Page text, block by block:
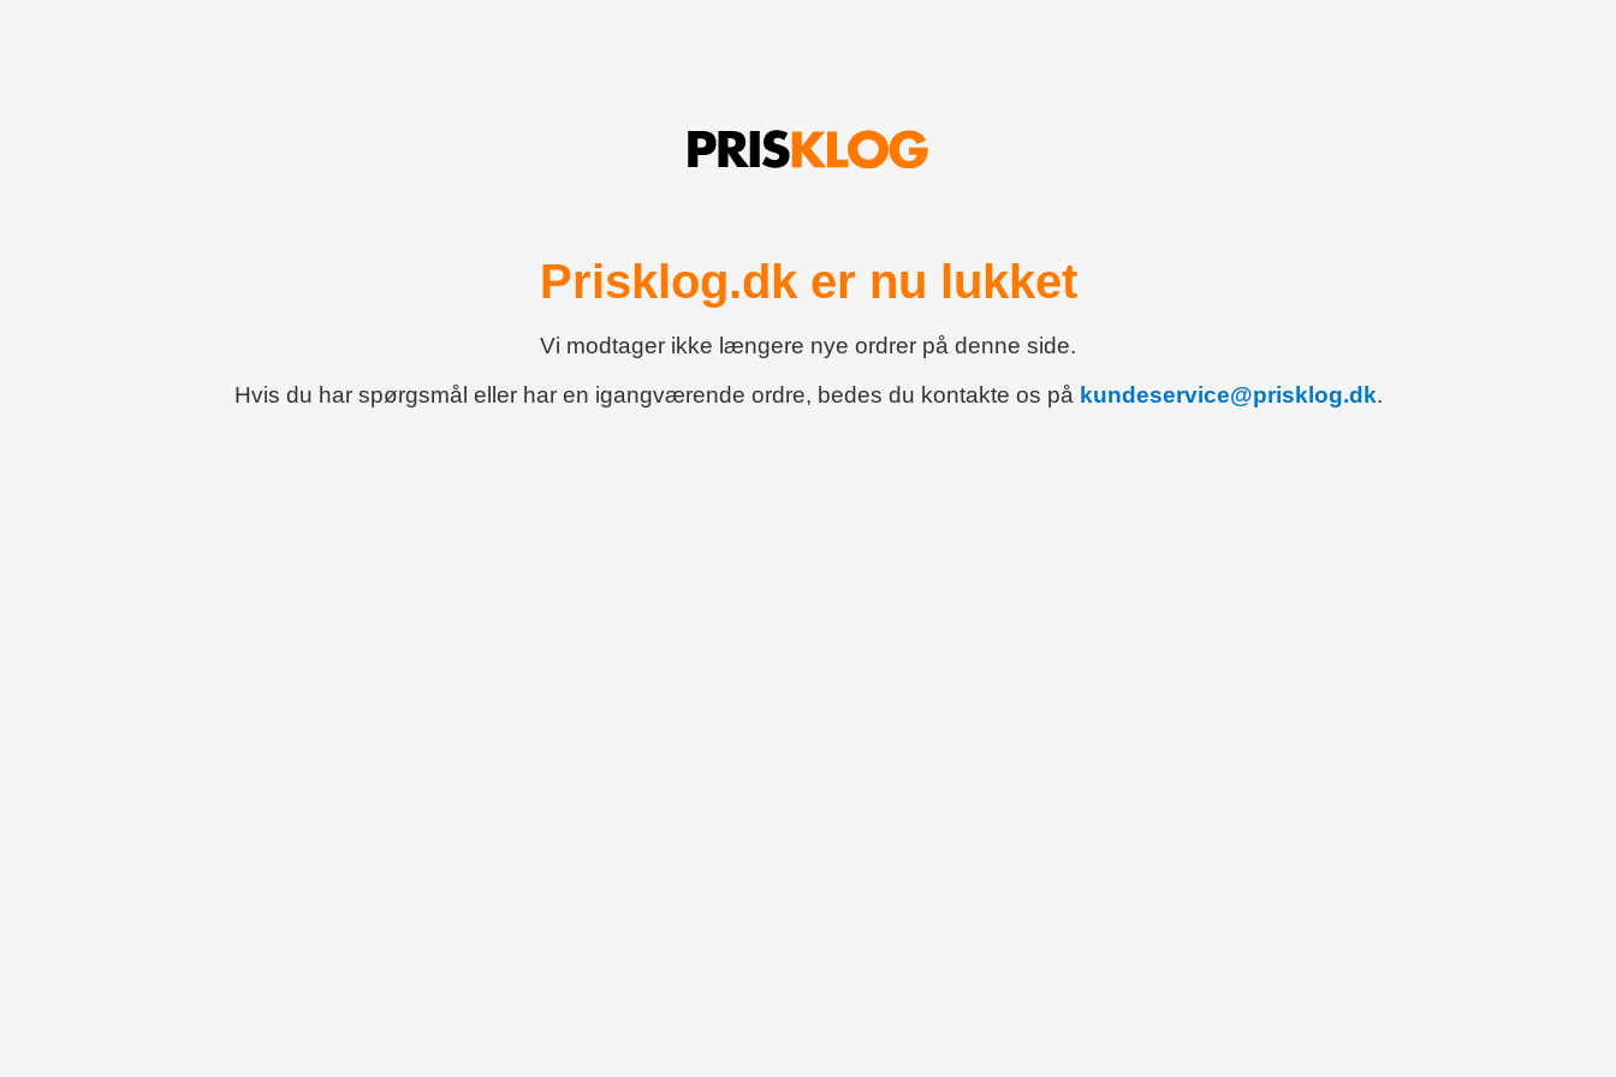
Prisklog.dk er nu lukket
Vi modtager ikke længere nye ordrer på denne side.
Hvis du har spørgsmål eller har en igangværende ordre, bedes du kontakte os på kundeservice@prisklog.dk.